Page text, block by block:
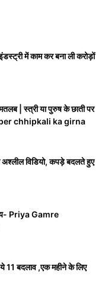
में काम कर बना ली करोड़ों
| स्त्री या पुरुष के छाती पर
per chhipkali ka girna
विडियो, कपड़े बदलते हुए
Priya Gamre
बदलाव ,एक महीने के लिए